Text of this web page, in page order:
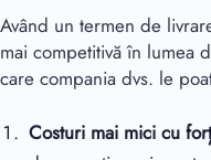
Având un termen de
mai competitivă în lumea
care compania dvs. le
Costuri mai mici cu